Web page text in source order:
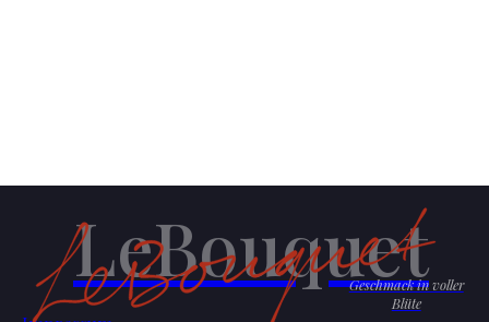
LeBouquet
Geschmack in voller
Blüte